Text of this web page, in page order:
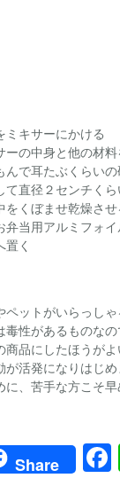
キサーにかける
の中身と他の材料
で耳たぶくらいの
直径２センチくら
くぼませ乾燥させ
当用アルミフォイ
く
ペットがいらっし
毒性があるものな
品にしたほうがよ
が活発になりはじ
に、苦手な方こそ
Share